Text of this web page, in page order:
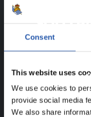
Consent
This website uses
We use cookies to
provide social media
We also share
Regístrate